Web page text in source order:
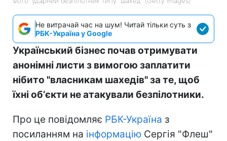
Не витрачай час на шум! Читай тільки суть з
РБК-Україна у Google
Український бізнес почав отримувати
анонімні листи з вимогою заплатити
нібито "власникам шахедів" за те, щоб
їхні обʼєкти не атакували безпілотники.
Про це повідомляє РБК-Україна з
посиланням на інформацію Сергія "Флеш"